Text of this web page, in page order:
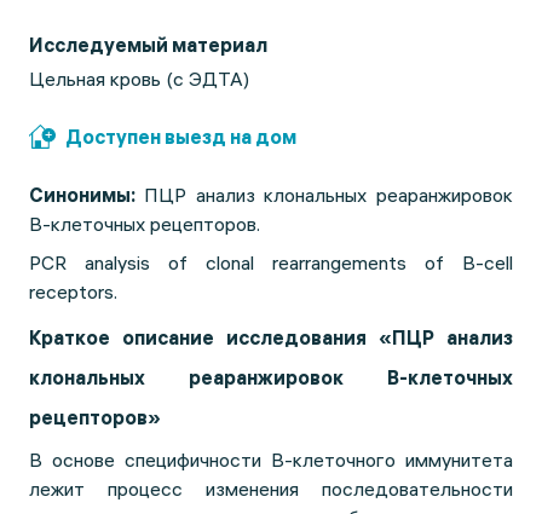
Исследуемый материал
Цельная кровь (с ЭДТА)
Доступен выезд на дом
Синонимы: ПЦР анализ клональных реаранжировок
В-клеточных рецепторов.
PCR analysis of clonal rearrangements of B-cell
receptors.
Краткое описание исследования «ПЦР анализ
клональных реаранжировок В-клеточных
рецепторов»
В основе специфичности B-клеточного иммунитета
лежит процесс изменения последовательности